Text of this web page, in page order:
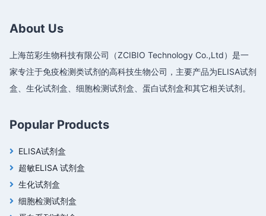
About Us
上海茁彩生物科技有限公司（ZCIBIO Technology Co.,Ltd）是一
家专注于免疫检测类试剂的高科技生物公司，主要产品为ELISA试剂
盒、生化试剂盒、细胞检测试剂盒、蛋白试剂盒和其它相关试剂。
Popular Products
ELISA试剂盒
超敏ELISA 试剂盒
生化试剂盒
细胞检测试剂盒